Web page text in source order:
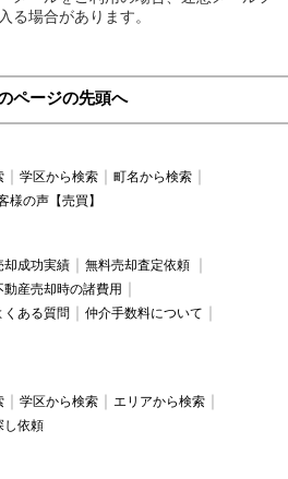
る場合があります。
ページの先頭へ
学区から検索
町名から検索
様の声【売買】
却成功実績
無料売却査定依頼
動産売却時の諸費用
くある質問
仲介手数料について
学区から検索
エリアから検索
し依頼